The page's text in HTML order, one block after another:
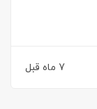
7 ماه قبل